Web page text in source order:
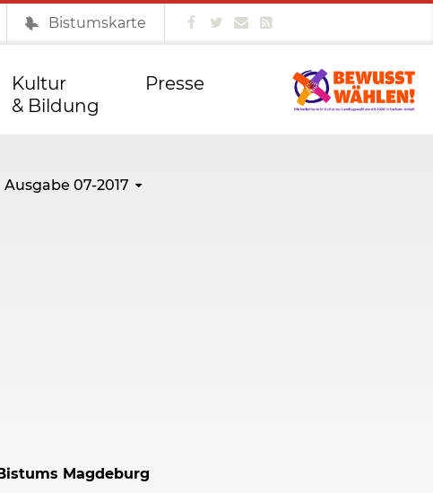
Bischofskonferenz kfd Magdeburg
Bistumskarte
Kultur
& Bildung
Presse
Ausgabe 07-2017
Magdeburg